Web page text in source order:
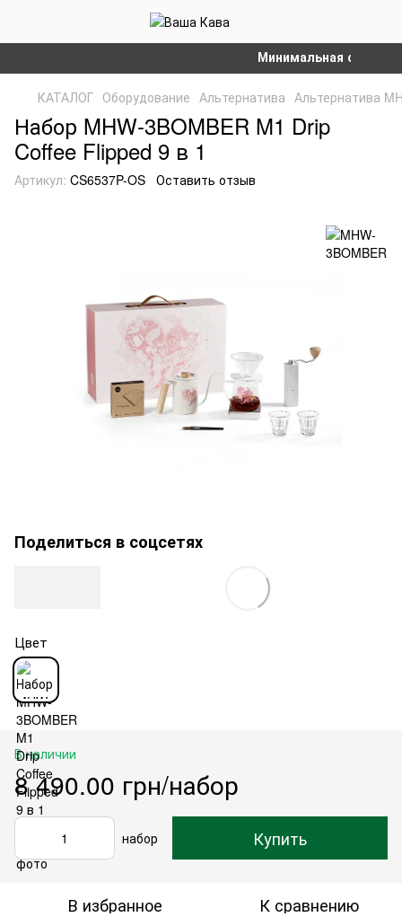
Минимальная сумма
КАТАЛОГ Оборудование Альтернатива Альтернатива
Набор MHW-3BOMBER M1 Drip
Coffee Flipped 9 в 1
Артикул: CS6537P-OS Оставить отзыв
Поделиться в соцсетях
Цвет
В наличии
8 490.00 грн/набор
набор Купить
В избранное К сравнению